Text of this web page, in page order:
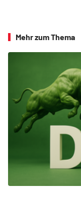
Mehr zum Thema